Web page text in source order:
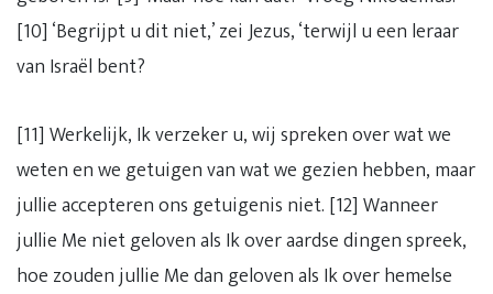
[10] ‘Begrijpt u dit niet,’ zei Jezus, ‘terwijl u een leraar
van Israël bent?
[11] Werkelijk, Ik verzeker u, wij spreken over wat we
weten en we getuigen van wat we gezien hebben, maar
jullie accepteren ons getuigenis niet. [12] Wanneer
jullie Me niet geloven als Ik over aardse dingen spreek,
hoe zouden jullie Me dan geloven als Ik over hemelse